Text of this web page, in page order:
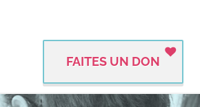
FAITES UN DON